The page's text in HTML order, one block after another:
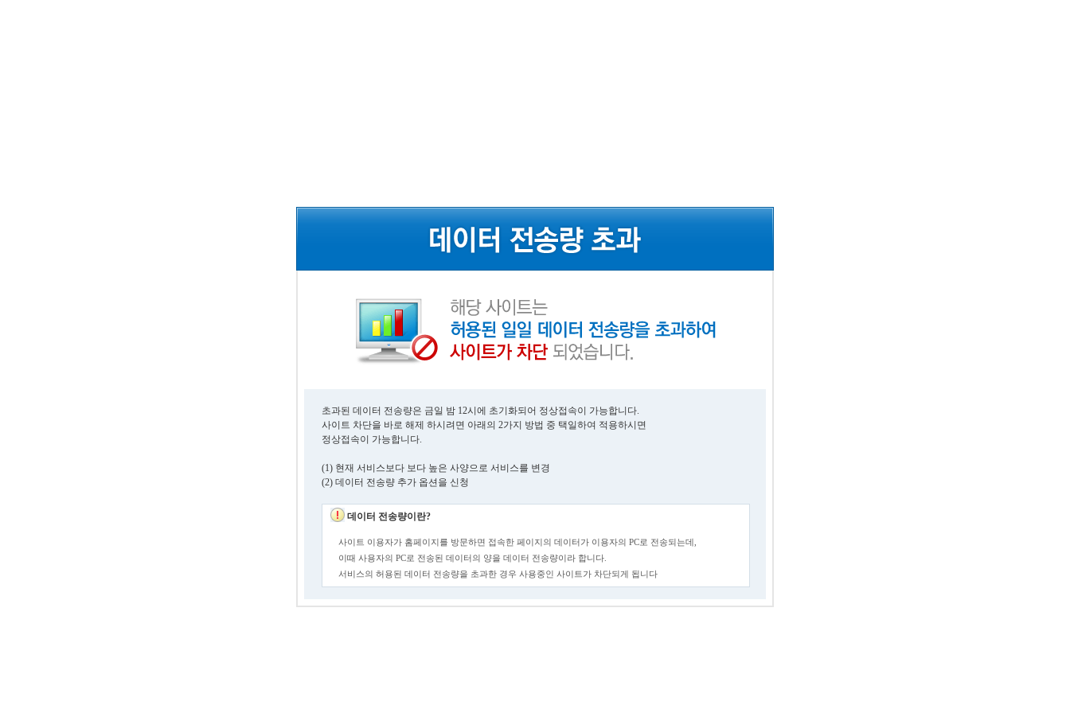
초과된 데이터 전송량은 금일 밤 12시에 초기화되어 정상접속이 가능합니다.
사이트 차단을 바로 해제 하시려면 아래의 2가지 방법 중 택일하여 적용하시면
정상접속이 가능합니다.
(1) 현재 서비스보다 보다 높은 사양으로 서비스를 변경
(2) 데이터 전송량 추가 옵션을 신청
데이터 전송량이란?
사이트 이용자가 홈페이지를 방문하면 접속한 페이지의 데이터가 이용자의 PC로 전송되는데,
이때 사용자의 PC로 전송된 데이터의 양을 데이터 전송량이라 합니다.
서비스의 허용된 데이터 전송량을 초과한 경우 사용중인 사이트가 차단되게 됩니다